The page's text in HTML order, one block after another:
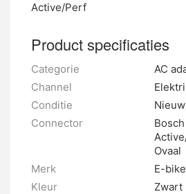
Active/Perf
Product specificaties
Categorie
AC
Channel
Conditie
Nieuw
Connector
Bosch
Ovaal
Merk
E-
Kleur
Zwart